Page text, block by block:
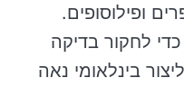
ופילוסופים.
לחקור בדיקה
בינלאומי נאה